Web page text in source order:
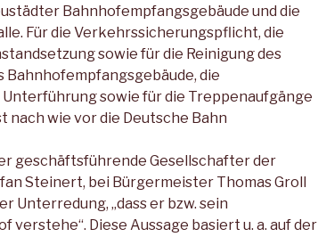
Bahnhofempfangsgebäude und die
Für die Verkehrssicherungspflicht, die
sowie für die Reinigung des
Bahnhofempfangsgebäude, die
sowie für die Treppenaufgänge
nach wie vor die Deutsche Bahn
geschäftsführende Gesellschafter der
Steinert, bei Bürgermeister Thomas Groll
Unterredung, „dass er bzw. sein
verstehe“. Diese Aussage basiert u. a. auf der